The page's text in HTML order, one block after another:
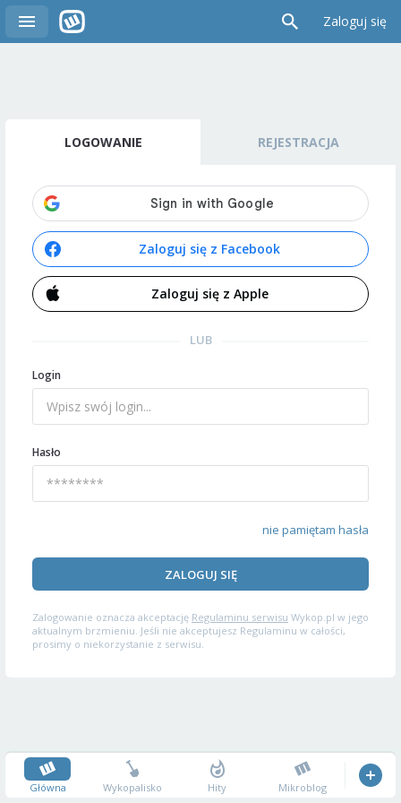
Zaloguj się
LOGOWANIE REJESTRACJA
Zaloguj się z Facebook
Zaloguj się z Apple
LUB
Login
Hasło
nie pamiętam hasła
ZALOGUJ SIĘ
Zalogowanie oznacza akceptację Regulaminu serwisu Wykop.pl w jego
aktualnym brzmieniu. Jeśli nie akceptujesz Regulaminu w całości,
prosimy o niekorzystanie z serwisu.
Główna Wykopalisko Hity Mikroblog